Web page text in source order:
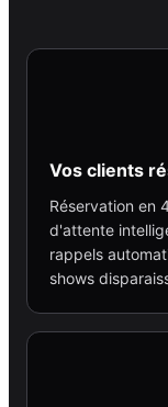
Vos clients
Réservation en
d'attente
rappels
shows